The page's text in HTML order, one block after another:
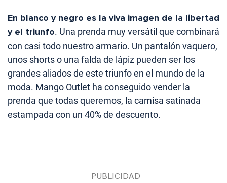
En blanco y negro es la viva imagen de la libertad
y el triunfo. Una prenda muy versátil que combinará
con casi todo nuestro armario. Un pantalón vaquero,
unos shorts o una falda de lápiz pueden ser los
grandes aliados de este triunfo en el mundo de la
moda. Mango Outlet ha conseguido vender la
prenda que todas queremos, la camisa satinada
estampada con un 40% de descuento.